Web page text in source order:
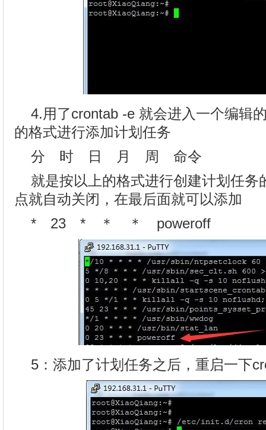
4.用了crontab -e 就会进入一个编辑
的格式进行添加计划任务
分 时 日 月 周 命令
就是按以上的格式进行创建计划任务
点就自动关闭，在最后面就可以添加
* 23 * ＊ ＊ poweroff
5：添加了计划任务之后，重启一下